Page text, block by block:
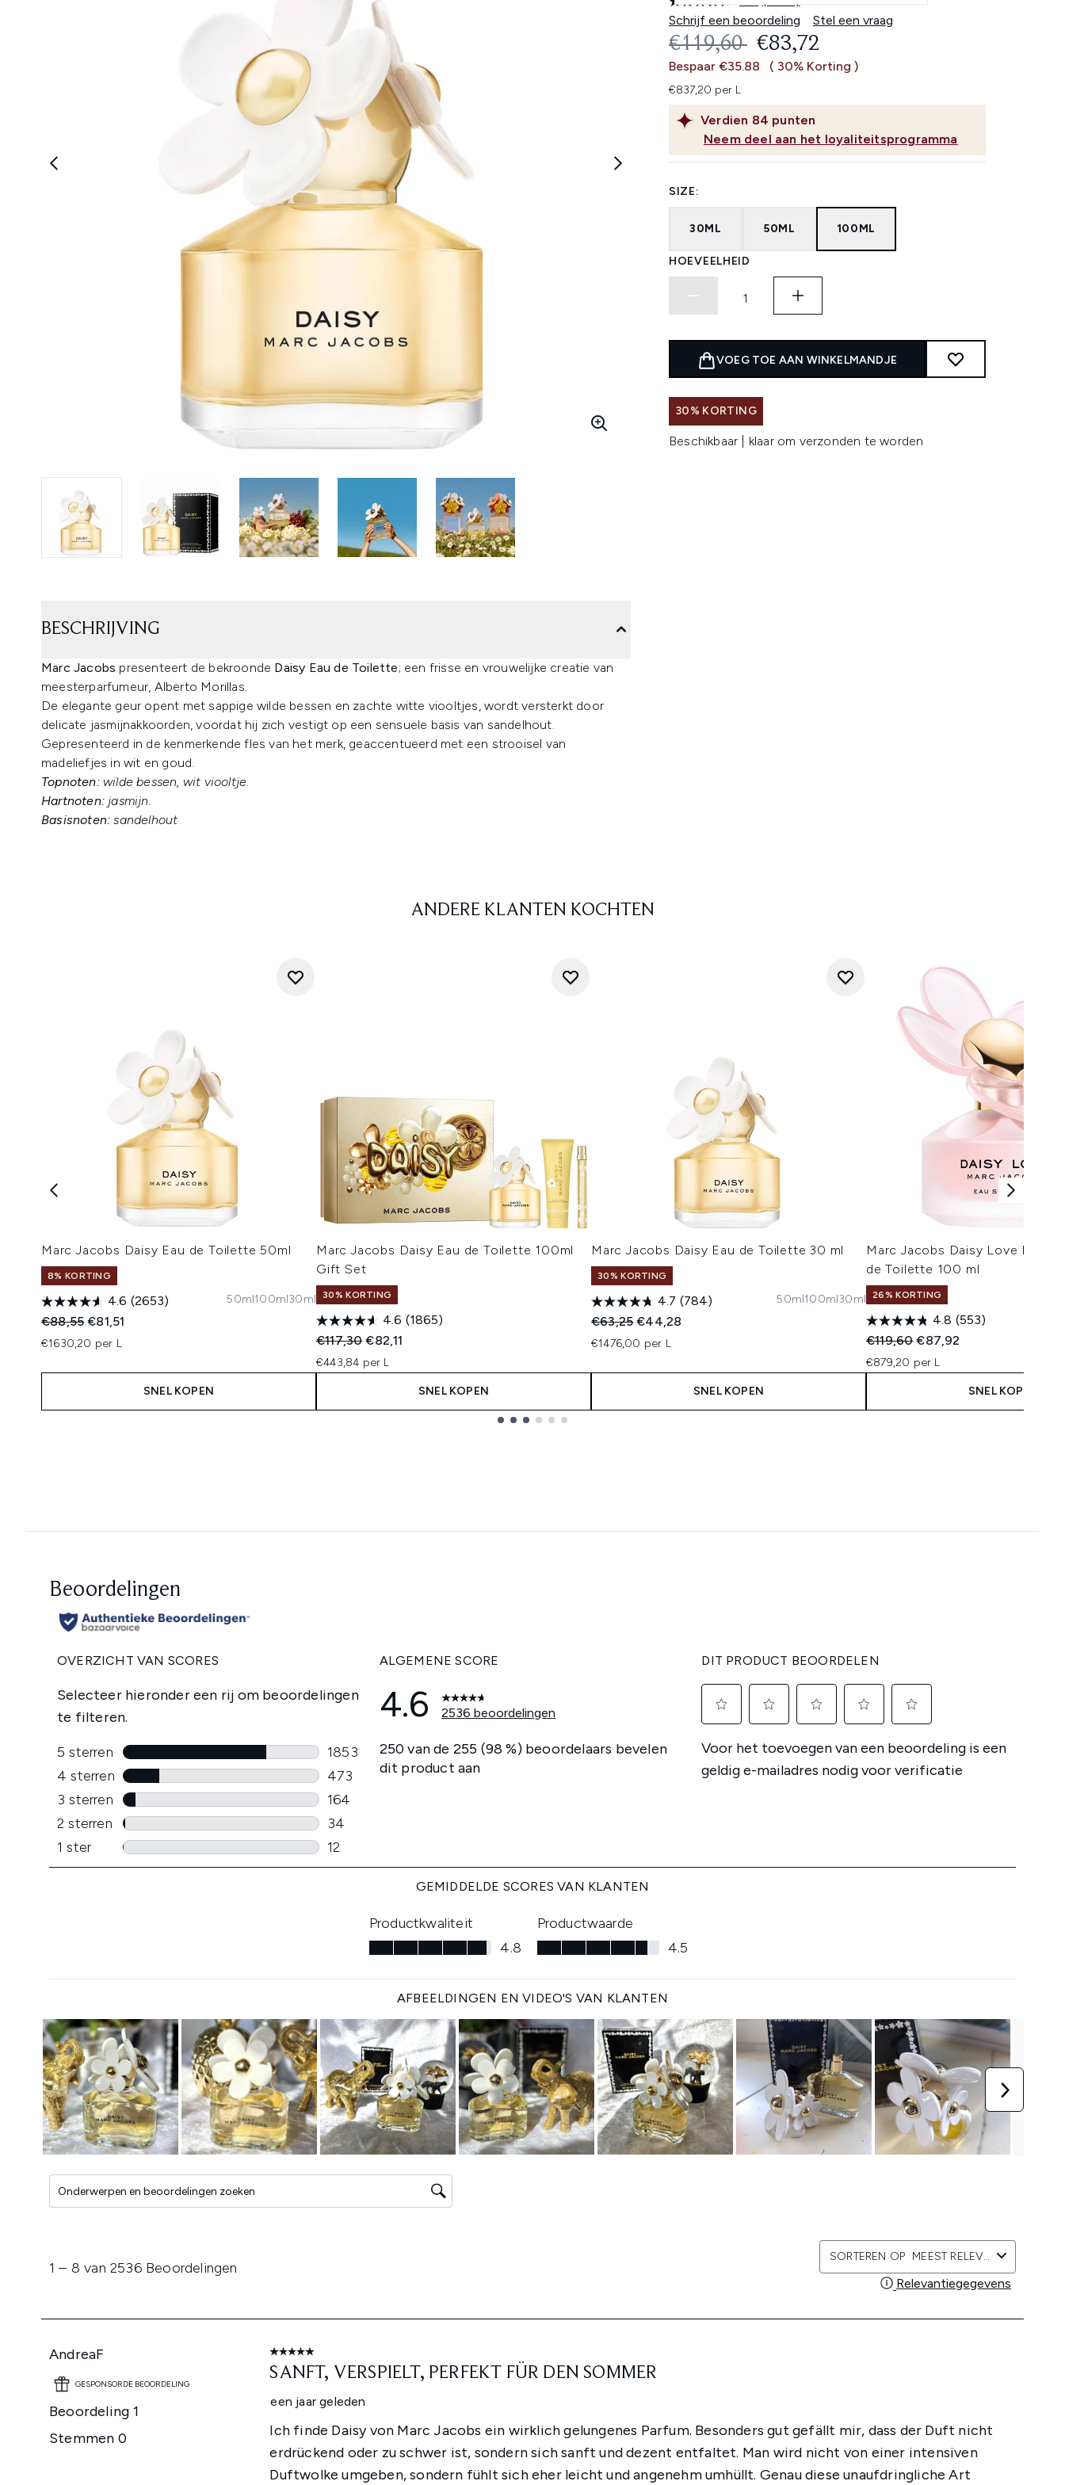
Lees
2536
beoordelingen.
Dezelfde
paginalink.
Schrijf een beoordeling
Stel een vraag
Verdien 84 punten
Neem deel aan het loyaliteitsprogramma
RECOMMENDED RETAIL PRICE:
€119,60 HUIDIGE PRIJS:
€83,72
Bespaar €35.88 ( 30% Korting )
€837,20 per L
SIZE:
30ML 50ML 100ML
HOEVEELHEID
VOEG TOE AAN WINKELMANDJE
30% KORTING
Beschikbaar | klaar om verzonden te worden
BESCHRIJVING
Marc Jacobs presenteert de bekroonde Daisy Eau de Toilette; een frisse en vrouwelijke creatie van
meesterparfumeur, Alberto Morillas.
De elegante geur opent met sappige wilde bessen en zachte witte viooltjes, wordt versterkt door
delicate jasmijnakkoorden, voordat hij zich vestigt op een sensuele basis van sandelhout.
Gepresenteerd in de kenmerkende fles van het merk, geaccentueerd met een strooisel van
madeliefjes in wit en goud.
Topnoten: wilde bessen, wit viooltje.
Hartnoten: jasmijn.
Basisnoten: sandelhout
ANDERE KLANTEN KOCHTEN
Marc Jacobs Daisy Eau de Toilette 50ml
8% KORTING
4.6 (2653)
Recommended Retail Price:
€88,55Huidige prijs:
€81,51
€1630,20 per L
50ml100ml30ml
SNEL KOPEN
Marc Jacobs Daisy Eau de Toilette 100ml
Gift Set
30% KORTING
4.6 (1865)
Recommended Retail Price:
€117,30Huidige prijs:
€82,11
€443,84 per L
SNEL KOPEN
Marc Jacobs Daisy Eau de Toilette 30 ml
30% KORTING
4.7 (784)
Recommended Retail Price:
€63,25Huidige prijs:
€44,28
€1476,00 per L
50ml100ml30ml
SNEL KOPEN
Marc Jacobs Daisy Love Eau
de Toilette 100 ml
26% KORTING
4.8 (553)
Recommended Retail Price:
€119,60Huidige prijs:
€87,92
€879,20 per L
SNEL KOPEN